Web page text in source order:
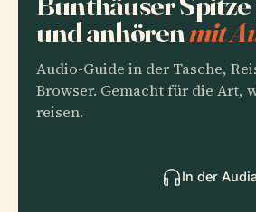
und anhörenmit
Audio-Guide in der Tasche,
Browser. Gemacht für die Art,
reisen.
In der